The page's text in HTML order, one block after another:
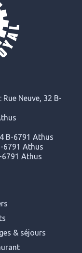
Neuve, 32 B-
B-6791 Athus
6791 Athus
6791 Athus
& séjours